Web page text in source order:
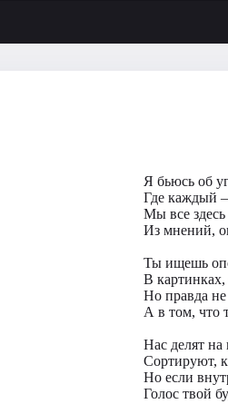
Я бьюсь об
Где каждый
Мы все
Из мнений,
Ты ищешь
В
Но правда не
А в том, что
Нас делят на
Сортируют,
Но если
Голос твой